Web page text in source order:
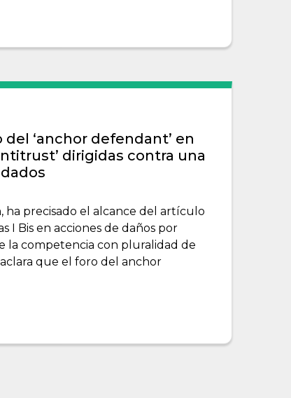
del ‘anchor defendant’ en
dirigidas contra una
ha precisado el alcance del artículo
I Bis en acciones de daños por
la competencia con pluralidad de
que el foro del anchor